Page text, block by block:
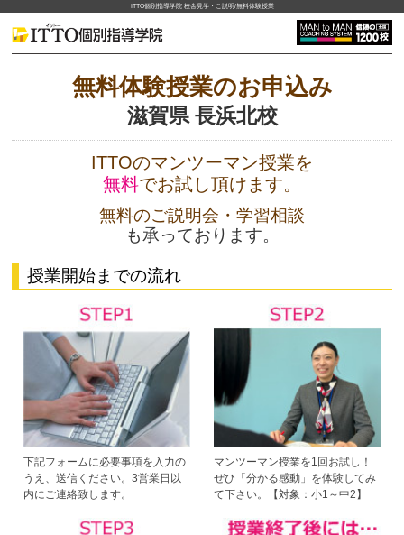
ITTO個別指導学院 校舎見学・ご説明/無料体験授業
無料体験授業のお申込み
滋賀県 長浜北校
ITTOのマンツーマン授業を
無料でお試し頂けます。
無料のご説明会・学習相談
も承っております。
授業開始までの流れ
下記フォームに必要事項を入力の
うえ、送信ください。3営業日以
内にご連絡致します。
マンツーマン授業を1回お試し！
ぜひ「分かる感動」を体験してみ
て下さい。【対象：小1～中2】